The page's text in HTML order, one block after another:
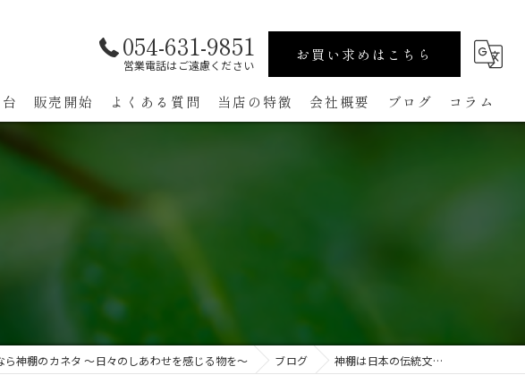
054-631-9851
営業電話はご遠慮ください
お買い求めはこちら
台 販売開始 よくある質問 当店の特徴 会社概要 ブログ コラム
ら神棚のカネタ ～日々のしあわせを感じる物を～ ブログ 神棚は日本の伝統文…